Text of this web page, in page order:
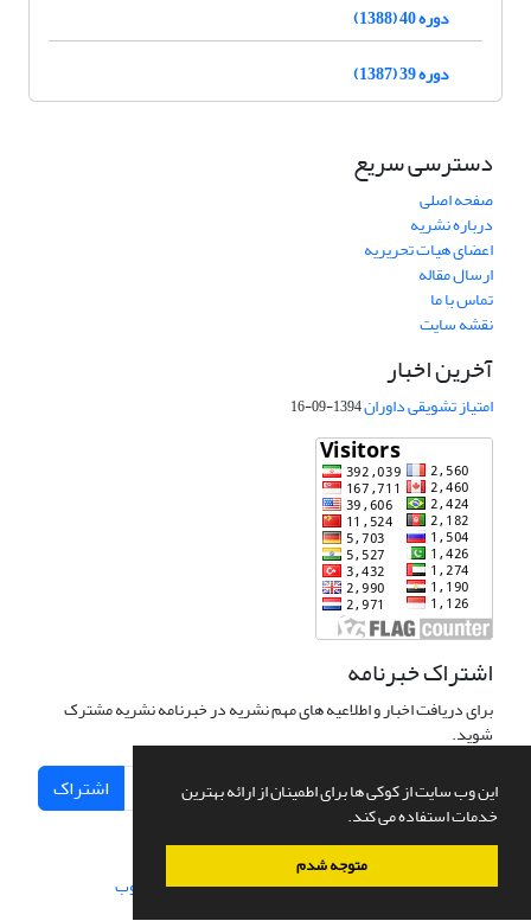
این وب سایت از کوکی ها برای اطمینان از ارائه بهترین
خدمات استفاده می کند.
متوجه شدم
دوره 40 (1388)
دوره 39 (1387)
دسترسی سریع
صفحه اصلی
درباره نشریه
اعضای هیات تحریریه
ارسال مقاله
تماس با ما
نقشه سایت
آخرین اخبار
امتیاز تشویقی داوران1394-09-16
اشتراک خبرنامه
برای دریافت اخبار و اطلاعیه های مهم نشریه در خبرنامه نشریه مشترک
شوید.
اشتراک
سامانه مدیریت نشریات علمی.طراحی و پیاده سازی از سیناوب